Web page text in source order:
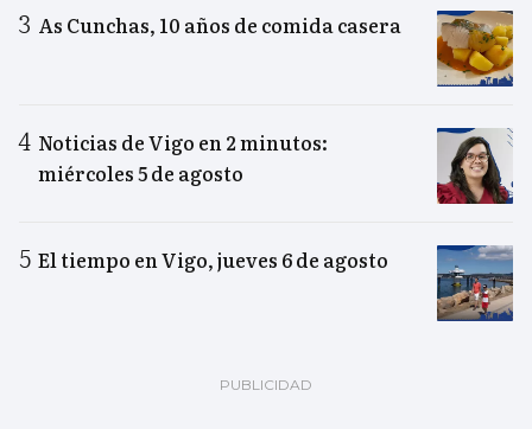
As Cunchas, 10 años de comida casera
Noticias de Vigo en 2 minutos:
miércoles 5 de agosto
El tiempo en Vigo, jueves 6 de agosto